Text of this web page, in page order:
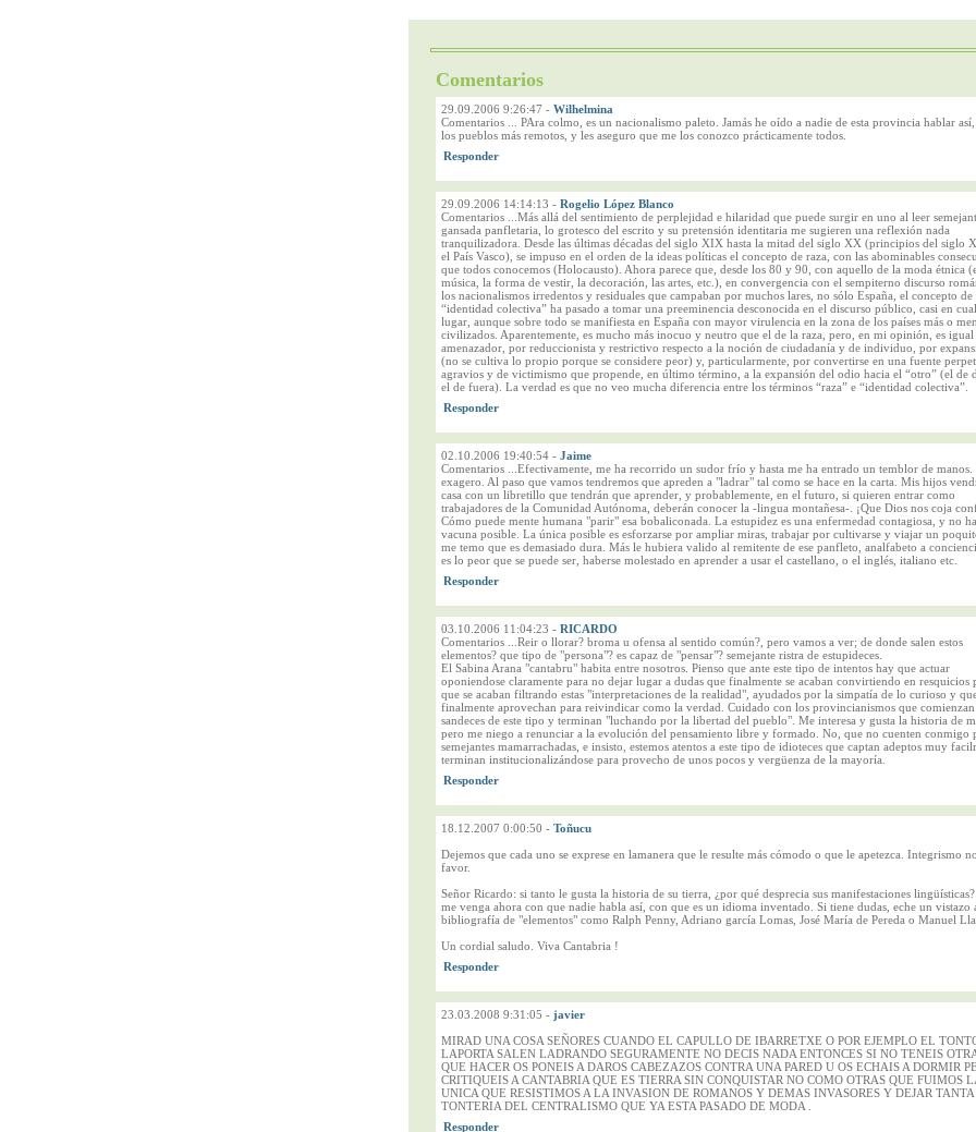
Comentarios
29.09.2006 9:26:47 - Wilhelmina
Comentarios ... PAra colmo, es un nacionalismo paleto. Jamás he oído a nadie de esta provincia hablar
los pueblos más remotos, y les aseguro que me los conozco prácticamente todos.
29.09.2006 14:14:13 - Rogelio López Blanco
Comentarios ...Más allá del sentimiento de perplejidad e hilaridad que puede surgir en uno al leer
gansada panfletaria, lo grotesco del escrito y su pretensión identitaria me sugieren una reflexión nada
tranquilizadora. Desde las últimas décadas del siglo XIX hasta la mitad del siglo XX (principios del siglo
el País Vasco), se impuso en el orden de la ideas políticas el concepto de raza, con las abominables
que todos conocemos (Holocausto). Ahora parece que, desde los 80 y 90, con aquello de la moda étnica
música, la forma de vestir, la decoración, las artes, etc.), en convergencia con el sempiterno discurso
los nacionalismos irredentos y residuales que campaban por muchos lares, no sólo España, el concepto de
“identidad colectiva” ha pasado a tomar una preeminencia desconocida en el discurso público, casi en
lugar, aunque sobre todo se manifiesta en España con mayor virulencia en la zona de los países más o
civilizados. Aparentemente, es mucho más inocuo y neutro que el de la raza, pero, en mi opinión, es igual
amenazador, por reduccionista y restrictivo respecto a la noción de ciudadanía y de individuo, por
(no se cultiva lo propio porque se considere peor) y, particularmente, por convertirse en una fuente
agravios y de victimismo que propende, en último término, a la expansión del odio hacia el “otro” (el de
el de fuera). La verdad es que no veo mucha diferencia entre los términos “raza” e “identidad colectiva”.
02.10.2006 19:40:54 - Jaime
Comentarios ...Efectivamente, me ha recorrido un sudor frío y hasta me ha entrado un temblor de manos.
exagero. Al paso que vamos tendremos que apreden a "ladrar" tal como se hace en la carta. Mis hijos
casa con un libretillo que tendrán que aprender, y probablemente, en el futuro, si quieren entrar como
trabajadores de la Comunidad Autónoma, deberán conocer la -lingua montañesa-. ¡Que Dios nos coja
Cómo puede mente humana "parir" esa bobaliconada. La estupidez es una enfermedad contagiosa, y no
vacuna posible. La única posible es esforzarse por ampliar miras, trabajar por cultivarse y viajar un
me temo que es demasiado dura. Más le hubiera valido al remitente de ese panfleto, analfabeto a
es lo peor que se puede ser, haberse molestado en aprender a usar el castellano, o el inglés, italiano etc.
03.10.2006 11:04:23 - RICARDO
Comentarios ...Reir o llorar? broma u ofensa al sentido común?, pero vamos a ver; de donde salen estos
elementos? que tipo de "persona"? es capaz de "pensar"? semejante ristra de estupideces.
El Sabina Arana "cantabru" habita entre nosotros. Pienso que ante este tipo de intentos hay que actuar
oponiendose claramente para no dejar lugar a dudas que finalmente se acaban convirtiendo en resquicios
que se acaban filtrando estas "interpretaciones de la realidad", ayudados por la simpatía de lo curioso y
finalmente aprovechan para reivindicar como la verdad. Cuidado con los provincianismos que
sandeces de este tipo y terminan "luchando por la libertad del pueblo". Me interesa y gusta la historia de
pero me niego a renunciar a la evolución del pensamiento libre y formado. No, que no cuenten conmigo
semejantes mamarrachadas, e insisto, estemos atentos a este tipo de idioteces que captan adeptos muy
terminan institucionalizándose para provecho de unos pocos y vergüenza de la mayoría.
18.12.2007 0:00:50 - Toñucu
Dejemos que cada uno se exprese en lamanera que le resulte más cómodo o que le apetezca. Integrismo
favor.
Señor Ricardo: si tanto le gusta la historia de su tierra, ¿por qué desprecia sus manifestaciones
me venga ahora con que nadie habla así, con que es un idioma inventado. Si tiene dudas, eche un vistazo
bibliografía de "elementos" como Ralph Penny, Adriano garcía Lomas, José María de Pereda o Manuel
Un cordial saludo. Viva Cantabria !
23.03.2008 9:31:05 - javier
MIRAD UNA COSA SEÑORES CUANDO EL CAPULLO DE IBARRETXE O POR EJEMPLO EL
LAPORTA SALEN LADRANDO SEGURAMENTE NO DECIS NADA ENTONCES SI NO TENEIS
QUE HACER OS PONEIS A DAROS CABEZAZOS CONTRA UNA PARED U OS ECHAIS A DORMIR
CRITIQUEIS A CANTABRIA QUE ES TIERRA SIN CONQUISTAR NO COMO OTRAS QUE FUIMOS
UNICA QUE RESISTIMOS A LA INVASION DE ROMANOS Y DEMAS INVASORES Y DEJAR TANTA
TONTERIA DEL CENTRALISMO QUE YA ESTA PASADO DE MODA .